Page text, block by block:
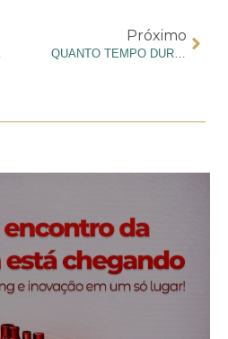
Próximo
QUANTO TEMPO DURA A FACULDADE DE MEDICINA? TUDO O QUE VOCÊ PRECISA SABER SOBRE A GRADUAÇÃO